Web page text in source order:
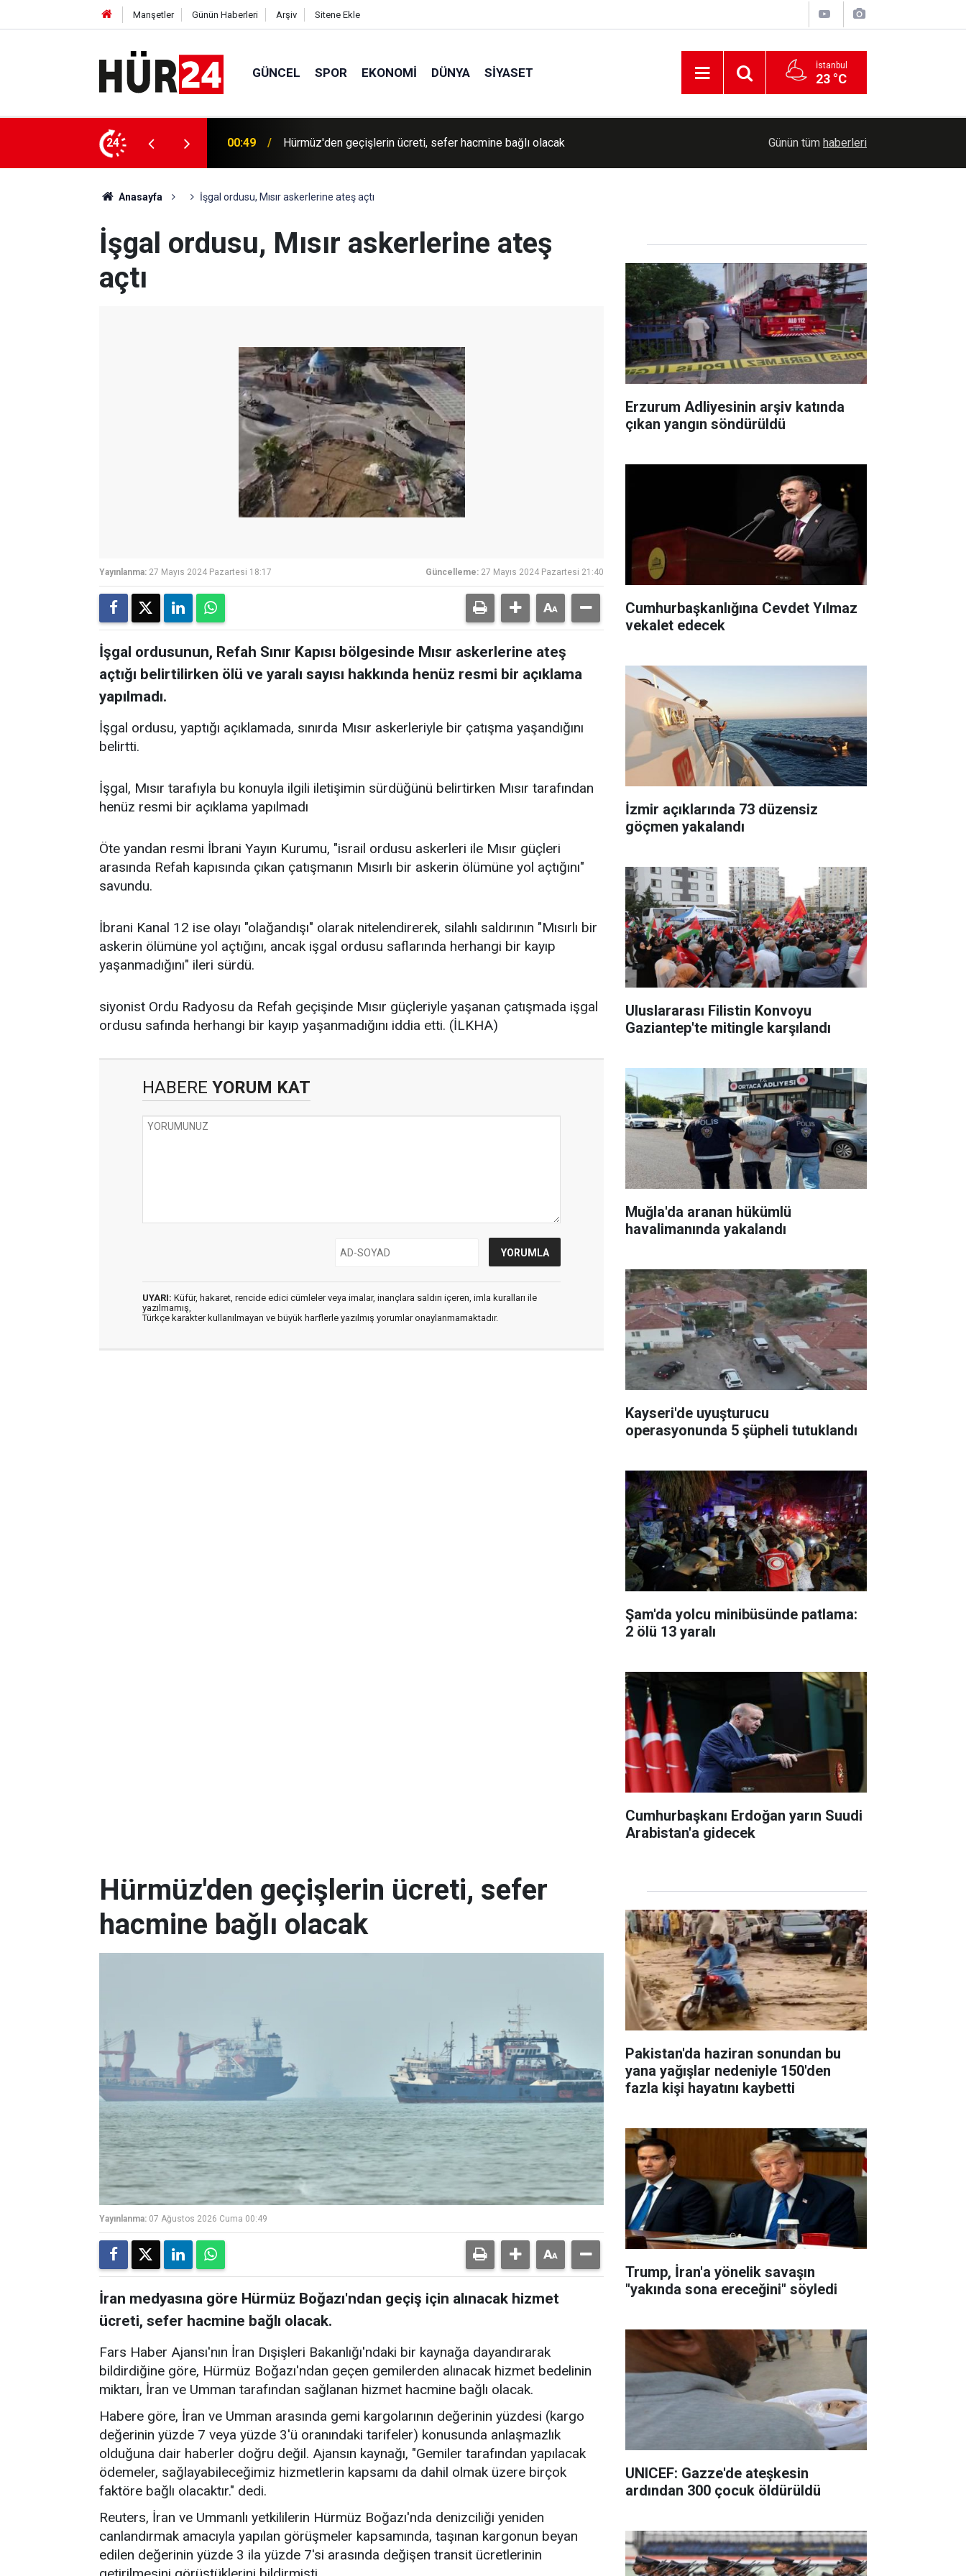
Manşetler Günün Haberleri Arşiv Sitene Ekle
GÜNCEL SPOR EKONOMI DÜNYA SIYASET İstanbul
23 °C
24
hacmine bağlı olacak 00:35 Trump, İran'a yönelik savaşın "yakında sona ereceğini" söyledi Cumhurbaşkanlığına Cevdet Yılmaz vekalet
Günün tüm haberleri
Anasayfa İşgal ordusu, Mısır askerlerine ateş açtı
İşgal ordusu, Mısır askerlerine ateş
açtı
Yayınlanma: 27 Mayıs 2024 Pazartesi 18:17 Güncelleme: 27 Mayıs 2024 Pazartesi 21:40
İşgal ordusunun, Refah Sınır Kapısı bölgesinde Mısır askerlerine ateş
açtığı belirtilirken ölü ve yaralı sayısı hakkında henüz resmi bir açıklama
yapılmadı.
İşgal ordusu, yaptığı açıklamada, sınırda Mısır askerleriyle bir çatışma yaşandığını
belirtti.
İşgal, Mısır tarafıyla bu konuyla ilgili iletişimin sürdüğünü belirtirken Mısır tarafından
henüz resmi bir açıklama yapılmadı
Öte yandan resmi İbrani Yayın Kurumu, "israil ordusu askerleri ile Mısır güçleri
arasında Refah kapısında çıkan çatışmanın Mısırlı bir askerin ölümüne yol açtığını"
savundu.
İbrani Kanal 12 ise olayı "olağandışı" olarak nitelendirerek, silahlı saldırının "Mısırlı bir
askerin ölümüne yol açtığını, ancak işgal ordusu saflarında herhangi bir kayıp
yaşanmadığını" ileri sürdü.
siyonist Ordu Radyosu da Refah geçişinde Mısır güçleriyle yaşanan çatışmada işgal
ordusu safında herhangi bir kayıp yaşanmadığını iddia etti. (İLKHA)
HABERE YORUM KAT
UYARI: Küfür, hakaret, rencide edici cümleler veya imalar, inançlara saldırı içeren, imla kuralları ile
yazılmamış,
Türkçe karakter kullanılmayan ve büyük harflerle yazılmış yorumlar onaylanmamaktadır.
Erzurum Adliyesinin arşiv katında
çıkan yangın söndürüldü
Cumhurbaşkanlığına Cevdet Yılmaz
vekalet edecek
İzmir açıklarında 73 düzensiz
göçmen yakalandı
Uluslararası Filistin Konvoyu
Gaziantep'te mitingle karşılandı
Muğla'da aranan hükümlü
havalimanında yakalandı
Kayseri'de uyuşturucu
operasyonunda 5 şüpheli tutuklandı
Şam'da yolcu minibüsünde patlama:
2 ölü 13 yaralı
Cumhurbaşkanı Erdoğan yarın Suudi
Arabistan'a gidecek
Hürmüz'den geçişlerin ücreti, sefer
hacmine bağlı olacak
Yayınlanma: 07 Ağustos 2026 Cuma 00:49
İran medyasına göre Hürmüz Boğazı'ndan geçiş için alınacak hizmet
ücreti, sefer hacmine bağlı olacak.
Fars Haber Ajansı'nın İran Dışişleri Bakanlığı'ndaki bir kaynağa dayandırarak
bildirdiğine göre, Hürmüz Boğazı'ndan geçen gemilerden alınacak hizmet bedelinin
miktarı, İran ve Umman tarafından sağlanan hizmet hacmine bağlı olacak.
Habere göre, İran ve Umman arasında gemi kargolarının değerinin yüzdesi (kargo
değerinin yüzde 7 veya yüzde 3'ü oranındaki tarifeler) konusunda anlaşmazlık
olduğuna dair haberler doğru değil. Ajansın kaynağı, "Gemiler tarafından yapılacak
ödemeler, sağlayabileceğimiz hizmetlerin kapsamı da dahil olmak üzere birçok
faktöre bağlı olacaktır." dedi.
Reuters, İran ve Ummanlı yetkililerin Hürmüz Boğazı'nda denizciliği yeniden
canlandırmak amacıyla yapılan görüşmeler kapsamında, taşınan kargonun beyan
edilen değerinin yüzde 3 ila yüzde 7'si arasında değişen transit ücretlerinin
Pakistan'da haziran sonundan bu
yana yağışlar nedeniyle 150'den
fazla kişi hayatını kaybetti
Trump, İran'a yönelik savaşın
"yakında sona ereceğini" söyledi
UNICEF: Gazze'de ateşkesin
ardından 300 çocuk öldürüldü